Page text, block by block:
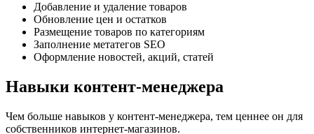
Добавление и удаление товаров
Обновление цен и остатков
Размещение товаров по категориям
Заполнение метатегов SEO
Оформление новостей, акций, статей
Навыки контент-менеджера
Чем больше навыков у контент-менеджера, тем ценнее он для
собственников интернет-магазинов.